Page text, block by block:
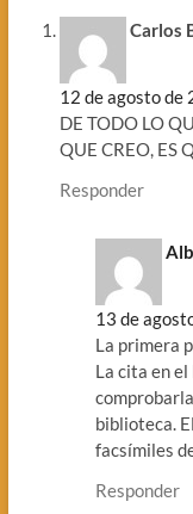
Carlos
12 de agosto de
DE TODO LO
QUE CREO, ES
Responder
13 de
La primera
La cita en
biblioteca.
facsímiles
Responder